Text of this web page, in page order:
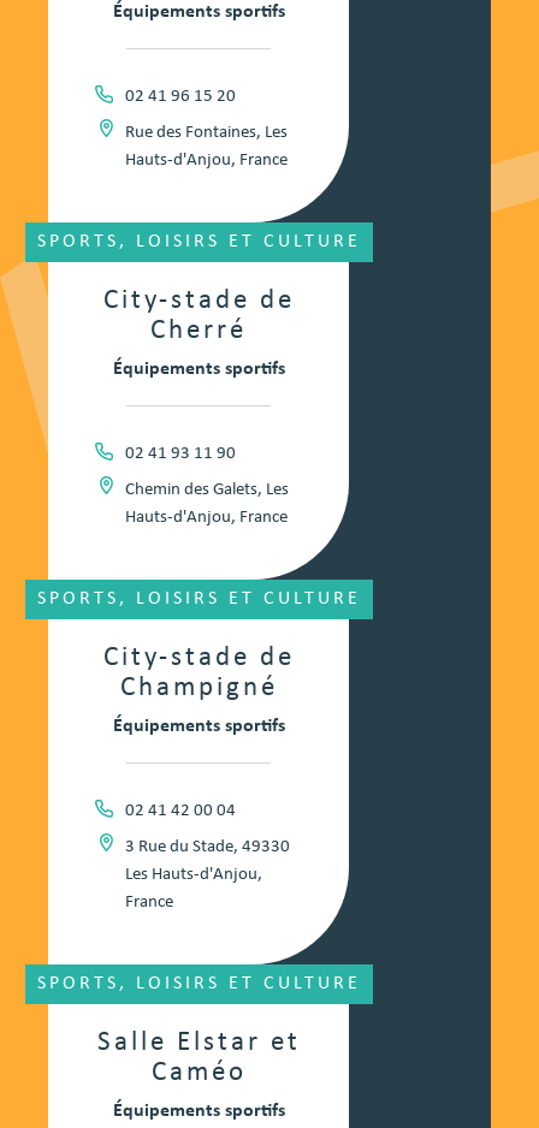
Équipements sportifs
02 41 96 15 20
Rue des Fontaines, Les
Hauts-d'Anjou, France
City-stade de
Cherré
SPORTS, LOISIRS ET CULTURE
Équipements sportifs
02 41 93 11 90
Chemin des Galets, Les
Hauts-d'Anjou, France
City-stade de
Champigné
SPORTS, LOISIRS ET CULTURE
Équipements sportifs
02 41 42 00 04
3 Rue du Stade, 49330
Les Hauts-d'Anjou,
France
Salle Elstar et
Caméo
SPORTS, LOISIRS ET CULTURE
Équipements sportifs